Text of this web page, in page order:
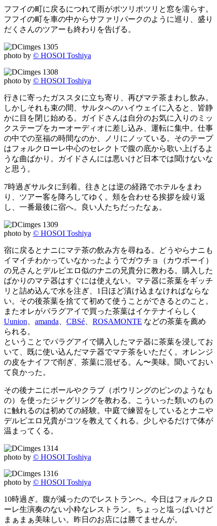
フフイの町に戻るにつれて雨がポツリポツリと窓を濡らす。
フフイの町を車の中からサファリパークのように巡り、盛り
だくさんのツアーも終わりを告げる。
photo by © HOSOI Toshiya
photo by © HOSOI Toshiya
行きに寄ったガススタに立ち寄り、再びマテ茶まわし飲み。
しかしそれも束の間、サルタへのハイウェイに入ると、皆静
かに目を閉じ始める。ガイドさんは自分のお気に入りのミッ
クステープをカーオーディオに差し込み、運転に集中。仕事
の中での至福の時間なのか、ノリにノッている。そのテープ
はフォルクローレ中心のセレクトで腹の底から歌い上げるよ
うな曲ばかり。ガイドさんには悪いけど日本では聞けないな
と思う。
7時過ぎサルタに到着。往きとは逆の経路でホテルをまわ
り、ツアー客を降ろしてゆく。頬を合わせる挨拶を繰り返
し、一番最後に宿へ。良い人たちだったなぁ。
photo by © HOSOI Toshiya
宿に戻るとナニにマテ茶の飲み方を尋ねる。どうやらナニも
イマイチわかっていなかったようでガウチョ（カウボーイ）
の兄さんとデルピエロ似のナニの兄貴分に教わる。購入した
ばかりのマテ器はすぐには使えない。マテ器に茶葉をギッチ
リと詰め込んで水を注ぎ、1日ほど漬け込まなければならな
い。その後茶葉を捨てて初めて使うことができるとのこと。
またオレがパラグアイで買った茶葉はイケテナイらしく
Uunion
amanda CBSé ROSAMONTE などの茶葉を薦め
られる。
ということでパラグアイで購入したマテ器に茶葉を浸してお
いて、既に使い込んだマテ器でマテ茶をいただく。オレンジ
の皮をナイフで削ぎ、茶葉に混ぜる。ん〜美味。聞いておい
て良かった。
その後ナニにボールやクラブ（ボウリングのピンのようなも
の）を使ったジャグリングを教わる。こういった類いのもの
に触れるのは初めての経験。中庭で練習をしているとナニや
デルピエロ兄貴がコツを教えてくれる。少しやるだけで体が
温まってくる。
photo by © HOSOI Toshiya
photo by © HOSOI Toshiya
10時過ぎ。腹が減ったのでレストランへ。今日はフォルクロ
ーレ生演奏のない小粋なレストラン。ちょっと塩っぱいけど
まぁまぁ美味しい。昨日のお店には勝てませんが。